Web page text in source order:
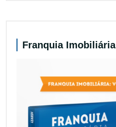
Franquia Imobiliária